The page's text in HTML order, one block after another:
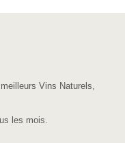
Vins Naturels,
les mois.